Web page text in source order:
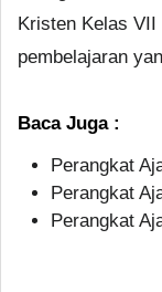
Kristen Kelas
pembelajaran
Baca Juga :
Perangkat
Perangkat
Perangkat